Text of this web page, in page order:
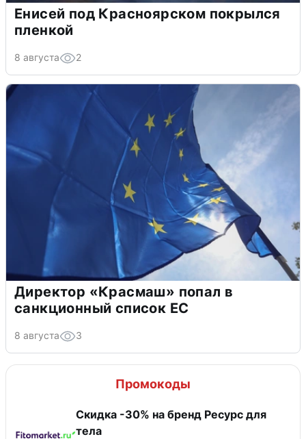
Енисей под Красноярском покрылся
пленкой
8 августа 2
Директор «Красмаш» попал в
санкционный список ЕС
8 августа 3
Промокоды
Скидка -30% на бренд Ресурс для
тела